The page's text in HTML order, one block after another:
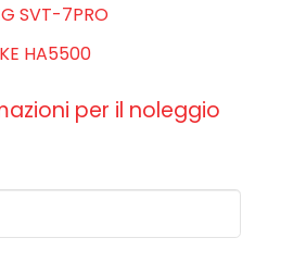
SVT-7PRO
HA5500
per il noleggio